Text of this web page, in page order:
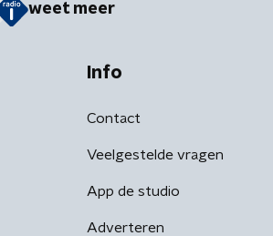
weet meer
Info
Contact
Veelgestelde vragen
App de studio
Adverteren